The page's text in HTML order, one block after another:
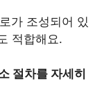
가 조성되어 있
적합해요.
절차를 자세히